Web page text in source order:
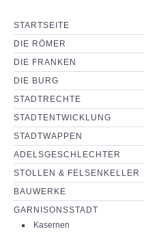
360 GRAD MAP
IMPRESSUM &
NEUIGKEITEN
PARTNERSEITEN
STARTSEITE
DIE RÖMER
DIE FRANKEN
DIE BURG
STADTRECHTE
STADTENTWICKLUNG
STADTWAPPEN
ADELSGESCHLECHTER
STOLLEN & FELSENKELLER
BAUWERKE
GARNISONSSTADT
Kasernen